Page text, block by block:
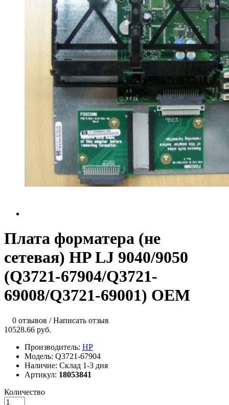
Плата форматера (не
сетевая) HP LJ 9040/9050
(Q3721-67904/Q3721-
69008/Q3721-69001) OEM
0 отзывов /Написать отзыв
10528.66 руб.
Производитель: HP
Модель: Q3721-67904
Наличие: Склад 1-3 дня
Артикул: 18053841
Количество